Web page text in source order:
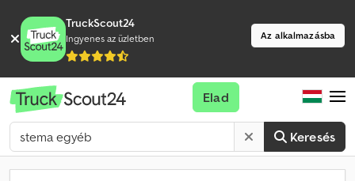
TruckScout24
Ingyenes az üzletben Az alkalmazásba
Keresés
Elad